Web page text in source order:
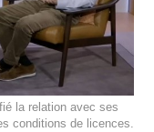
la relation avec ses
conditions de licences.